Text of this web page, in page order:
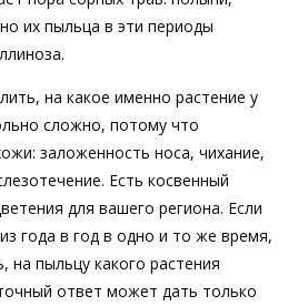
их пыльца в эти периоды
на какое именно растение у
сложно, потому что
заложенность носа, чихание,
Есть косвенный
для вашего региона. Если
года в год в одно и то же время,
на пыльцу какого растения
ответ может дать только